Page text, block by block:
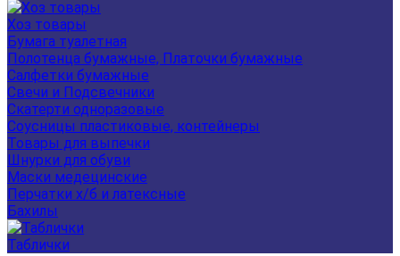
Хоз товары
Бумага туалетная
Полотенца бумажные, Платочки бумажные
Салфетки бумажные
Свечи и Подсвечники
Скатерти одноразовые
Соусницы пластиковые, контейнеры
Товары для выпечки
Шнурки для обуви
Маски медецинские
Перчатки х/б и латексные
Бахилы
Таблички